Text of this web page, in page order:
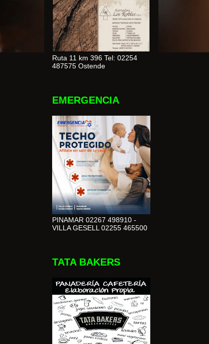
Ruta 11 km 396 Tel: 02254
487575 Ostende
EMERGENCIA
PINAMAR 02267 498910 -
VILLA GESELL 02255 465500
TATA BAKERS